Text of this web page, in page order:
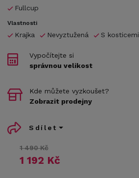
Fullcup
Vlastnosti
Krajka Nevyztužená S kosticemi
1 490 Kč
1 192 Kč
Vypočítejte si
správnou velikost
Kde můžete vyzkoušet?
Zobrazit prodejny
Sdílet